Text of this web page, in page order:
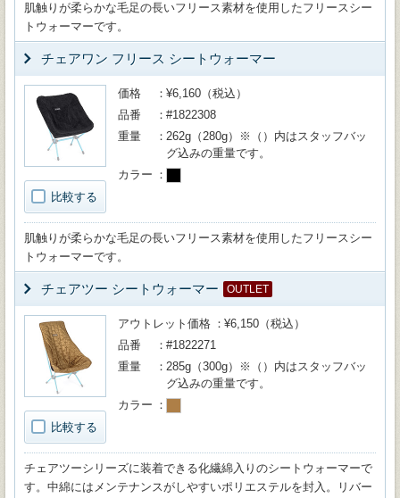
肌触りが柔らかな毛足の長いフリース素材を使用したフリースシー
トウォーマーです。
チェアワン フリース シートウォーマー
比較する
価格
¥6,160（税込）
品番
#1822308
重量
262g（280g）※（）内はスタッフバッ
グ込みの重量です。
カラー
肌触りが柔らかな毛足の長いフリース素材を使用したフリースシー
トウォーマーです。
チェアツー シートウォーマー OUTLET
比較する
アウトレット価格
¥6,150（税込）
品番
#1822271
重量
285g（300g）※（）内はスタッフバッ
グ込みの重量です。
カラー
チェアツーシリーズに装着できる化繊綿入りのシートウォーマーで
す。中綿にはメンテナンスがしやすいポリエステルを封入。リバー